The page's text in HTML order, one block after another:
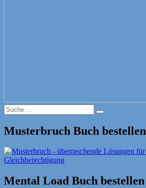
Suche
nach:
Suche
Musterbruch Buch bestellen
Mental Load Buch bestellen